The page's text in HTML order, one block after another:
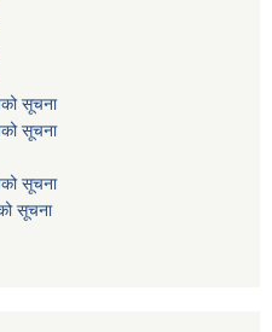
सूचना
सूचना
सूचना
सूचना